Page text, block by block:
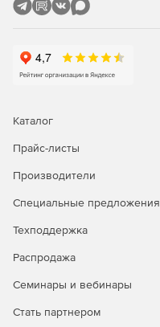
Каталог
Прайс-листы
Производители
Специальные предложения
Техподдержка
Распродажа
Семинары и вебинары
Стать партнером